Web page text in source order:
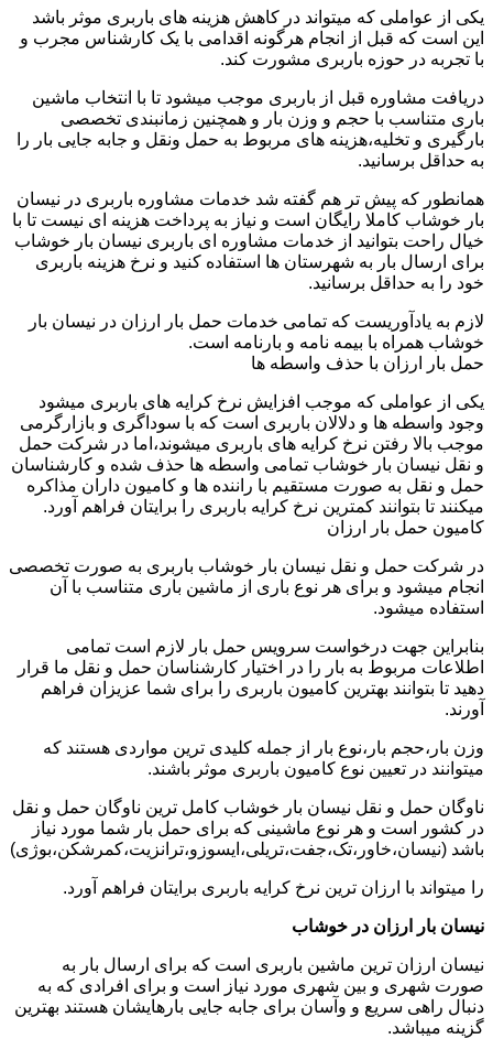
یکی از عواملی که میتواند در کاهش هزینه های باربری موثر باشد
این است که قبل از انجام هرگونه اقدامی با یک کارشناس مجرب و
با تجربه در حوزه باربری مشورت کند.
دریافت مشاوره قبل از باربری موجب میشود تا با انتخاب ماشین
باری متناسب با حجم و وزن بار و همچنین زمانبندی تخصصی
بارگیری و تخلیه،هزینه های مربوط به حمل ونقل و جابه جایی بار را
به حداقل برسانید.
همانطور که پیش تر هم گفته شد خدمات مشاوره باربری در نیسان
بار خوشاب کاملا رایگان است و نیاز به پرداخت هزینه ای نیست تا با
خیال راحت بتوانید از خدمات مشاوره ای باربری نیسان بار خوشاب
برای ارسال بار به شهرستان ها استفاده کنید و نرخ هزینه باربری
خود را به حداقل برسانید.
لازم به یادآوریست که تمامی خدمات حمل بار ارزان در نیسان بار
خوشاب همراه با بیمه نامه و بارنامه است.
حمل بار ارزان با حذف واسطه ها
یکی از عواملی که موجب افزایش نرخ کرایه های باربری میشود
وجود واسطه ها و دلالان باربری است که با سوداگری و بازارگرمی
موجب بالا رفتن نرخ کرایه های باربری میشوند،اما در شرکت حمل
و نقل نیسان بار خوشاب تمامی واسطه ها حذف شده و کارشناسان
حمل و نقل به صورت مستقیم با راننده ها و کامیون داران مذاکره
میکنند تا بتوانند کمترین نرخ کرایه باربری را برایتان فراهم آورد.
کامیون حمل بار ارزان
در شرکت حمل و نقل نیسان بار خوشاب باربری به صورت تخصصی
انجام میشود و برای هر نوع باری از ماشین باری متناسب با آن
استفاده میشود.
بنابراین جهت درخواست سرویس حمل بار لازم است تمامی
اطلاعات مربوط به بار را در اختیار کارشناسان حمل و نقل ما قرار
دهید تا بتوانند بهترین کامیون باربری را برای شما عزیزان فراهم
آورند.
وزن بار،حجم بار،نوع بار از جمله کلیدی ترین مواردی هستند که
میتوانند در تعیین نوع کامیون باربری موثر باشند.
ناوگان حمل و نقل نیسان بار خوشاب کامل ترین ناوگان حمل و نقل
در کشور است و هر نوع ماشینی که برای حمل بار شما مورد نیاز
باشد (نیسان،خاور،تک،جفت،تریلی،ایسوزو،ترانزیت،کمرشکن،بوژی)
را میتواند با ارزان ترین نرخ کرایه باربری برایتان فراهم آورد.
نیسان بار ارزان در خوشاب
نیسان ارزان ترین ماشین باربری است که برای ارسال بار به
صورت شهری و بین شهری مورد نیاز است و برای افرادی که به
دنبال راهی سریع و وآسان برای جابه جایی بارهایشان هستند بهترین
گزینه میباشد.